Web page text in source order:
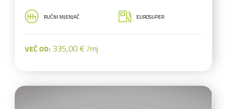
RUČNI MJENJAČ EUROSUPER
VEĆ OD: 335,00 € /mj